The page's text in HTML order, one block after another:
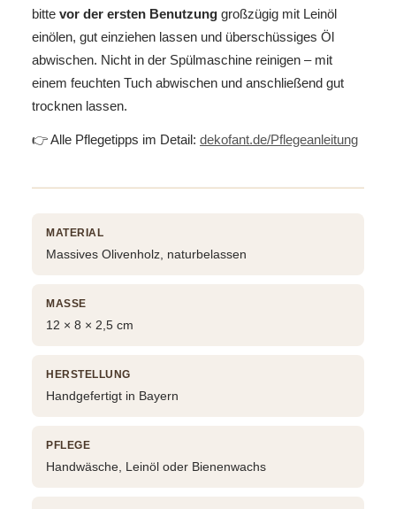
bitte vor der ersten Benutzung großzügig mit Leinöl
einölen, gut einziehen lassen und überschüssiges Öl
abwischen. Nicht in der Spülmaschine reinigen – mit
einem feuchten Tuch abwischen und anschließend gut
trocknen lassen.
👉 Alle Pflegetipps im Detail: dekofant.de/Pflegeanleitung
MATERIAL
Massives Olivenholz, naturbelassen
MASSE
12 × 8 × 2,5 cm
HERSTELLUNG
Handgefertigt in Bayern
PFLEGE
Handwäsche, Leinöl oder Bienenwachs